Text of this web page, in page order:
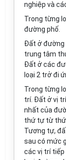
nghiệp và
Trong từng
đường phố.
Đất ở đường
trung tâm
Đất ở các
loại 2 trở đi
Trong từng
trí. Đất ở vị
nhất của
thứ tự từ thứ
Tương tự,
sau có mức
các vị trí